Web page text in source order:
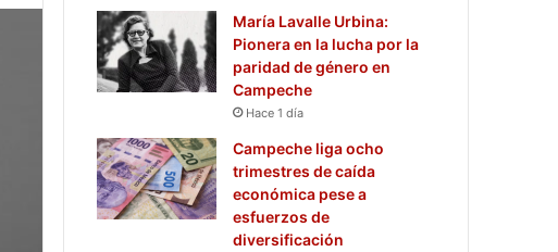
María Lavalle Urbina:
Pionera en la lucha por la
paridad de género en
Campeche
Hace 1 día
Campeche liga ocho
trimestres de caída
económica pese a
esfuerzos de
diversificación